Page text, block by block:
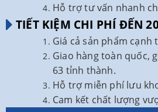
Hỗ trợ tư vấn nhanh
TIẾT KIỆM CHI PHÍ ĐẾN
Giá cả sản phẩm cạnh
Giao hàng toàn quốc,
63 tỉnh thành.
Hỗ trợ miễn phí lưu
Cam kết chất lượng